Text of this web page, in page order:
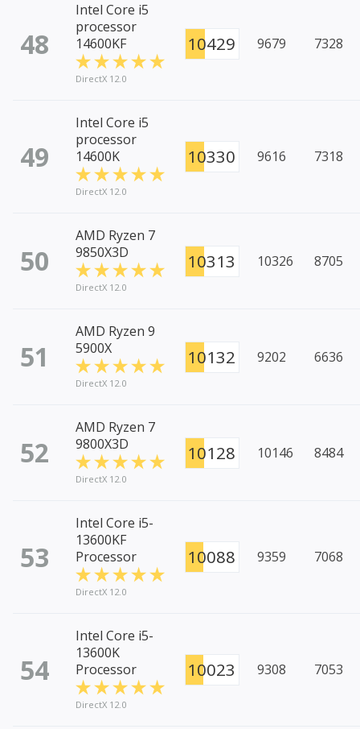
48
Intel Core i5
processor
14600KF
DirectX 12.0
10429 9679 7328
49
Intel Core i5
processor
14600K
DirectX 12.0
10330 9616 7318
50
AMD Ryzen 7
9850X3D
DirectX 12.0
10313 10326 8705
51
AMD Ryzen 9
5900X
DirectX 12.0
10132 9202 6636
52
AMD Ryzen 7
9800X3D
DirectX 12.0
10128 10146 8484
53
Intel Core i5-
13600KF
Processor
DirectX 12.0
10088 9359 7068
54
Intel Core i5-
13600K
Processor
DirectX 12.0
10023 9308 7053